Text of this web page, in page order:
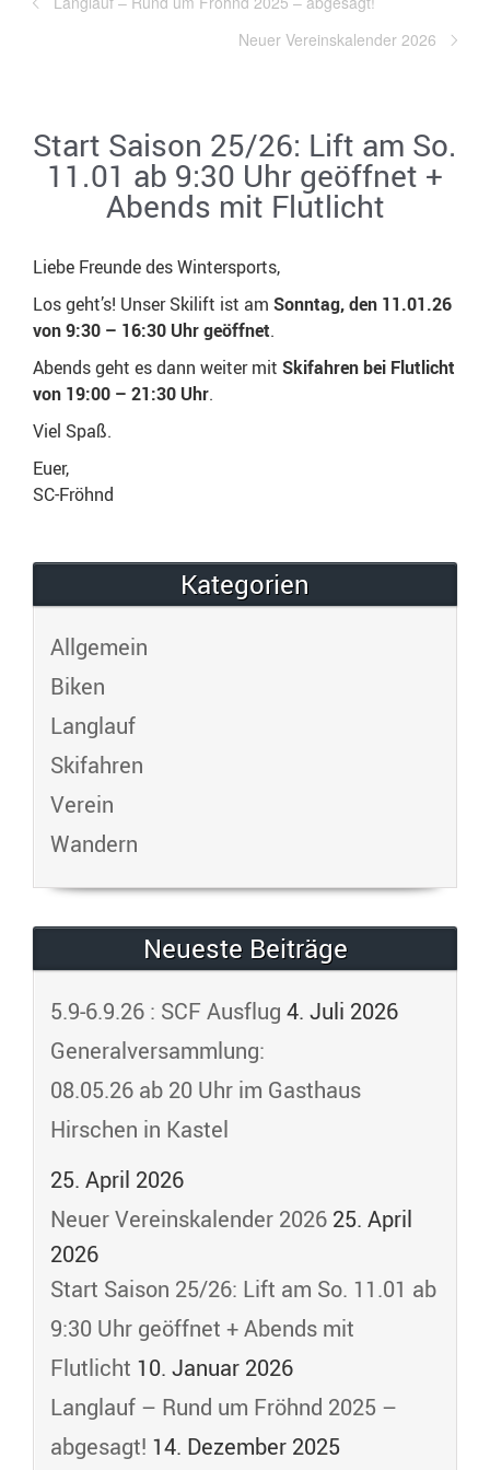
Neuer Vereinskalender 2026
Start Saison 25/26: Lift am So.
11.01 ab 9:30 Uhr geöffnet +
Abends mit Flutlicht
Liebe Freunde des Wintersports,
Los geht’s! Unser Skilift ist am Sonntag, den 11.01.26
von 9:30 – 16:30 Uhr geöffnet.
Abends geht es dann weiter mit Skifahren bei Flutlicht
von 19:00 – 21:30 Uhr.
Viel Spaß.
Euer,
SC-Fröhnd
Kategorien
Allgemein
Biken
Langlauf
Skifahren
Verein
Wandern
Neueste Beiträge
5.9-6.9.26 : SCF Ausflug 4. Juli 2026
Generalversammlung:
08.05.26 ab 20 Uhr im Gasthaus
Hirschen in Kastel
25. April 2026
Neuer Vereinskalender 2026 25. April
2026
Start Saison 25/26: Lift am So. 11.01 ab
9:30 Uhr geöffnet + Abends mit
Flutlicht 10. Januar 2026
Langlauf – Rund um Fröhnd 2025 –
abgesagt! 14. Dezember 2025